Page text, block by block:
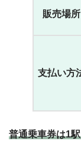
販売場所
支払い方
普通乗車券は1